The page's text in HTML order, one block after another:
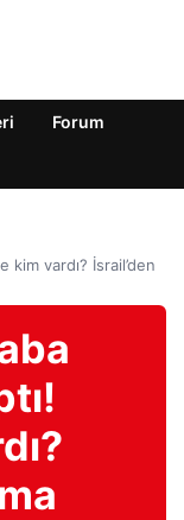
Forum
vardı? İsrail’den